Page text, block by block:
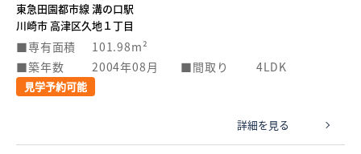
東急田園都市線 溝の口駅
川崎市 高津区久地１丁目
専有面積
101.98m²
築年数
2004年08月 間取り 4LDK
見学予約可能
詳細を見る